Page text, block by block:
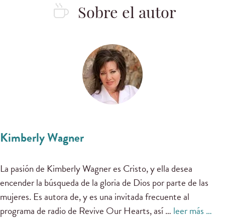
Sobre el autor
Kimberly Wagner
La pasión de Kimberly Wagner es Cristo, y ella desea
encender la búsqueda de la gloria de Dios por parte de las
mujeres. Es autora de, y es una invitada frecuente al
programa de radio de Revive Our Hearts, así … leer más …